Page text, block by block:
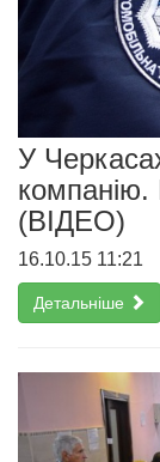
У
компанію.
(ВІДЕО)
16.10.15 11:21
Детальніше